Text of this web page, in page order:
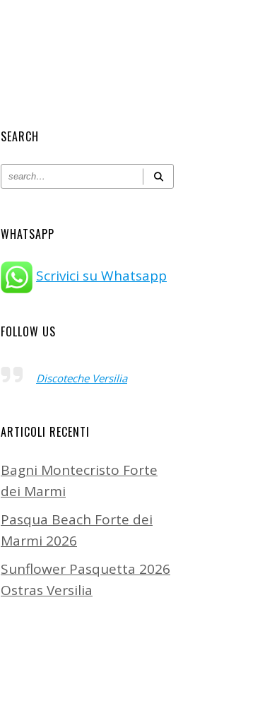
SEARCH
WHATSAPP
Scrivici su Whatsapp
FOLLOW US
Discoteche Versilia
ARTICOLI RECENTI
Bagni Montecristo Forte
dei Marmi
Pasqua Beach Forte dei
Marmi 2026
Sunflower Pasquetta 2026
Ostras Versilia